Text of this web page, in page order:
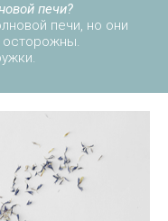
печи?
печи, но они
осторожны.